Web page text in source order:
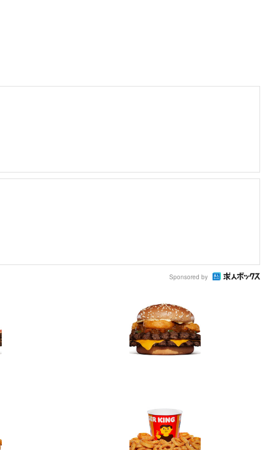
Sponsored by